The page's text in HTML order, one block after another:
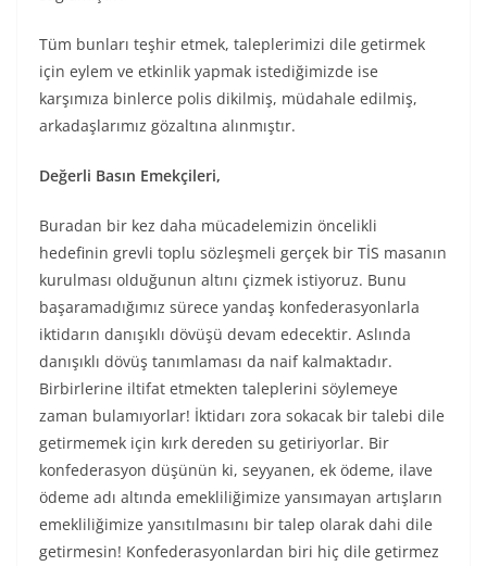
Tüm bunları teşhir etmek, taleplerimizi dile getirmek
için eylem ve etkinlik yapmak istediğimizde ise
karşımıza binlerce polis dikilmiş, müdahale edilmiş,
arkadaşlarımız gözaltına alınmıştır.
Değerli Basın Emekçileri,
Buradan bir kez daha mücadelemizin öncelikli
hedefinin grevli toplu sözleşmeli gerçek bir TİS masanın
kurulması olduğunun altını çizmek istiyoruz. Bunu
başaramadığımız sürece yandaş konfederasyonlarla
iktidarın danışıklı dövüşü devam edecektir. Aslında
danışıklı dövüş tanımlaması da naif kalmaktadır.
Birbirlerine iltifat etmekten taleplerini söylemeye
zaman bulamıyorlar! İktidarı zora sokacak bir talebi dile
getirmemek için kırk dereden su getiriyorlar. Bir
konfederasyon düşünün ki, seyyanen, ek ödeme, ilave
ödeme adı altında emekliliğimize yansımayan artışların
emekliliğimize yansıtılmasını bir talep olarak dahi dile
getirmesin! Konfederasyonlardan biri hiç dile getirmez